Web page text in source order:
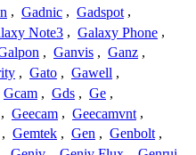
, Gadnic , Gadspot ,
Note3 , Galaxy Phone ,
, Ganvis , Ganz ,
, Gato , Gawell ,
Gcam , Gds , Ge ,
, Geecam , Geecamvnt ,
, Gemtek , Gen , Genbolt ,